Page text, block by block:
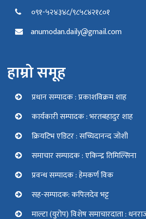
०९१-५२४३४८/९८५८४२१८०१
anumodan.daily@gmail.com
हाम्रो समूह
प्रधान सम्पादक : प्रकाशविक्रम शाह
कार्यकारी सम्पादक : भरतबहादुर शाह
क्रियटिभ एडिटर : सच्चिदानन्द जोशी
समाचार सम्पादक : एकिन्द्र तिमिल्सिना
प्रवन्ध सम्पादक : हेमकर्ण विक
सह-सम्पादक: कपिलदेव भट्ट
माल्टा (युरोप) विशेष समाचारदाता :